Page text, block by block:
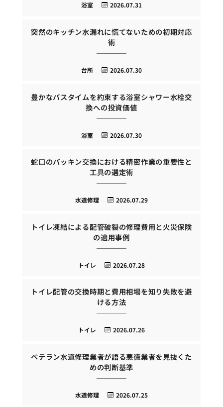
2026.07.31
浴室
突然のキッチン水漏れに慌てないための初期対応
術
2026.07.30
台所
豊かなバスタイムを約束する浴室シャワー水栓交
換への投資価値
2026.07.30
浴室
蛇口のパッキン交換における精密作業の重要性と
工具の選定術
2026.07.29
水道修理
トイレ凍結による配管破裂の修理費用と火災保険
の適用事例
2026.07.28
トイレ
トイレ配管の交換時期と費用相場を知り失敗を避
ける方法
2026.07.26
トイレ
ベテラン水道修理業者が語る悪徳業者を見抜くた
めの判断基準
2026.07.25
水道修理